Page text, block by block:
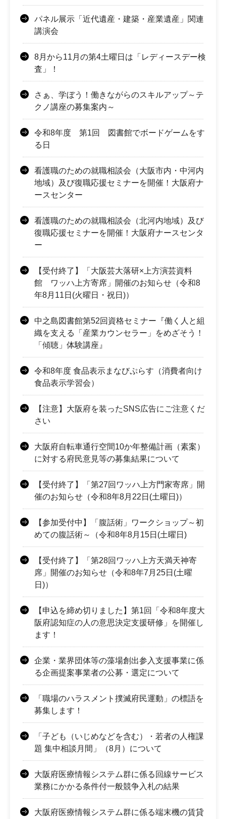
パネル展示「近代遺産・建築・産業遺産」関連
講演会
8月から11月の第4土曜日は「レディースデー検
査」！
さぁ、学ぼう！働きながらのスキルアップ～テ
クノ講座の募集案内～
令和8年度 第1回 図書館でボードゲームをす
る日
看護職のための就職相談会（大阪市内・中河内
地域）及び復職応援セミナーを開催！大阪府ナ
ースセンター
看護職のための就職相談会（北河内地域）及び
復職応援セミナーを開催！大阪府ナースセンタ
ー
【受付終了】「大阪芸大落研×上方演芸資料
館 ワッハ上方寄席」開催のお知らせ（令和8
年8月11日(火曜日・祝日)）
中之島図書館第52回資格セミナー『働く人と組
織を支える「産業カウンセラー」をめざそう！
「傾聴」体験講座』
令和8年度 食品表示まなびぷらす（消費者向け
食品表示学習会）
【注意】大阪府を装ったSNS広告にご注意くだ
さい
大阪府自転車通行空間10か年整備計画（素案）
に対する府民意見等の募集結果について
【受付終了】「第27回ワッハ上方門家寄席」開
催のお知らせ（令和8年8月22日(土曜日)）
【参加受付中】「腹話術」ワークショップ～初
めての腹話術～（令和8年8月15日(土曜日)
【受付終了】「第28回ワッハ上方天満天神寄
席」開催のお知らせ（令和8年7月25日(土曜
日)）
【申込を締め切りました】第1回「令和8年度大
阪府認知症の人の意思決定支援研修」を開催し
ます！
企業・業界団体等の藻場創出参入支援事業に係
る企画提案事業者の公募・選定について
「職場のハラスメント撲滅府民運動」の標語を
募集します！
「子ども（いじめなどを含む）・若者の人権課
題 集中相談月間」（8月）について
大阪府医療情報システム群に係る回線サービス
業務にかかる条件付一般競争入札の結果
大阪府医療情報システム群に係る端末機の賃貸